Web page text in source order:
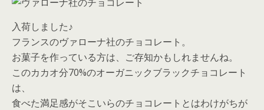
入荷しました♪
フランスのヴァローナ社のチョコレート。
お菓子を作っている方は、ご存知かもしれませんね。
このカカオ分70%のオーガニックブラックチョコレート
は、
食べた満足感がそこいらのチョコレートとはわけがちが